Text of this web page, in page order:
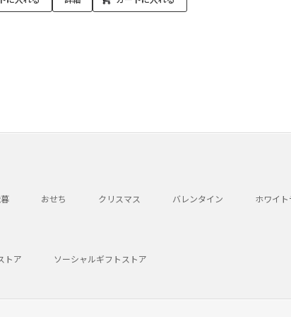
おせち クリスマス バレンタイン ホワイ
トア ソーシャルギフトストア